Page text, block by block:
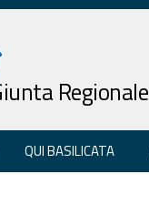
Regionale
QUI BASILICATA